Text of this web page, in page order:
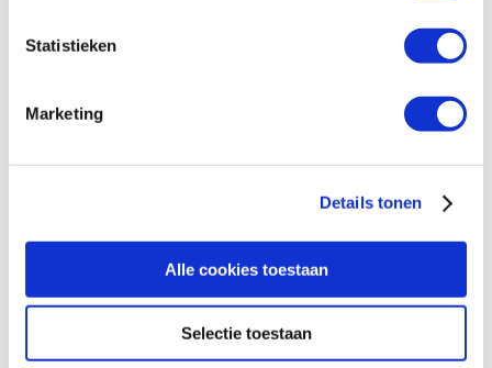
Statistieken
Marketing
Details tonen
Alle cookies toestaan
Selectie toestaan
Nieuwe mogelijkheden voor
voor LHBTIQ+ rechten